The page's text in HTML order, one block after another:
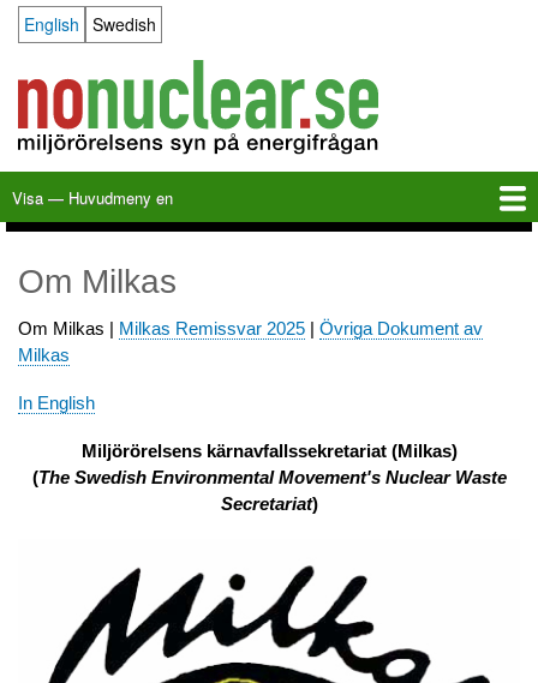
Language switcher
English Swedish
Huvudmeny
en
Visa — Huvudmeny en
Om Milkas
Om Milkas | Milkas Remissvar 2025 | Övriga Dokument av
Milkas
In English
Miljörörelsens kärnavfallssekretariat (Milkas)
(The Swedish Environmental Movement's Nuclear Waste
Secretariat)